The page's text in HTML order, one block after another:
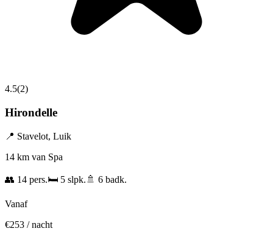
4.5(2)
Hirondelle
📍 Stavelot, Luik
14 km van Spa
👥 14 pers.🛏️ 5 slpk. 🚿 6 badk.
Vanaf
€253 / nacht